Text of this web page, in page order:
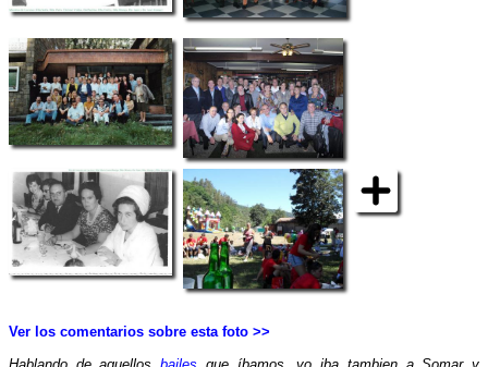
Ver los comentarios sobre esta foto >>